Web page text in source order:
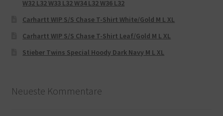
W32 L32 W33 L32 W34 L32 W36 L32
Carhartt WIP S/S Chase T-Shirt White/Gold M L XL
Carhartt WIP S/S Chase T-Shirt Leaf/Gold M L XL
Stieber Twins Special Hoody Dark Navy M L XL
Neueste Kommentare